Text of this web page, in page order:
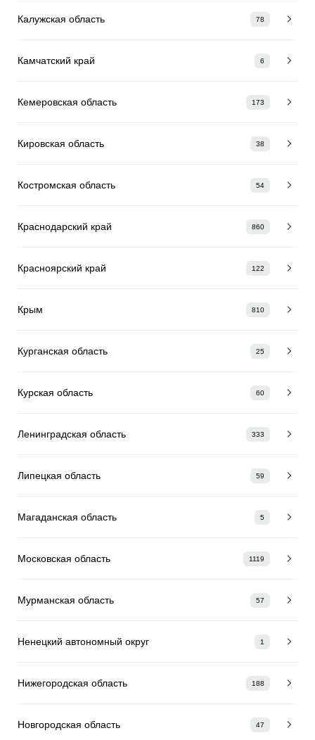
Калужская область 78
Камчатский край 6
Кемеровская область 173
Кировская область 38
Костромская область 54
Краснодарский край 860
Красноярский край 122
Крым 810
Курганская область 25
Курская область 60
Ленинградская область 333
Липецкая область 59
Магаданская область 5
Московская область 1119
Мурманская область 57
Ненецкий автономный округ 1
Нижегородская область 188
Новгородская область 47